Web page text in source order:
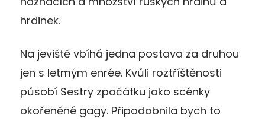
hrdinek.
Na jeviště vbíhá jedna postava za druhou
jen s letmým enrée. Kvůli roztříštěnosti
působí Sestry zpočátku jako scénky
okořeněné gagy. Připodobnila bych to